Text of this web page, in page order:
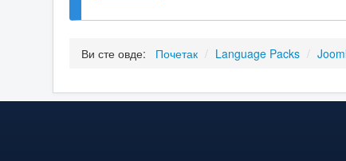
Ви сте овде: Почетак / Language Packs /